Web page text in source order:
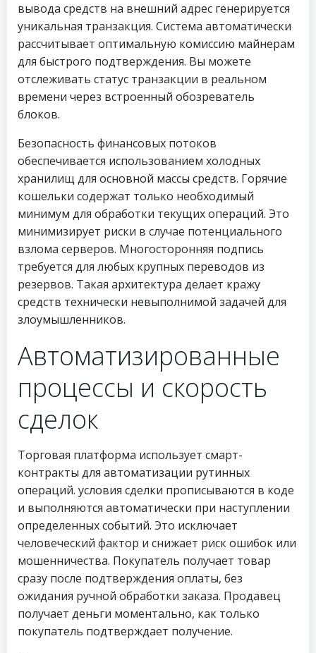
вывода средств на внешний адрес генерируется
уникальная транзакция. Система автоматически
рассчитывает оптимальную комиссию майнерам
для быстрого подтверждения. Вы можете
отслеживать статус транзакции в реальном
времени через встроенный обозреватель
блоков.
Безопасность финансовых потоков
обеспечивается использованием холодных
хранилищ для основной массы средств. Горячие
кошельки содержат только необходимый
минимум для обработки текущих операций. Это
минимизирует риски в случае потенциального
взлома серверов. Многосторонняя подпись
требуется для любых крупных переводов из
резервов. Такая архитектура делает кражу
средств технически невыполнимой задачей для
злоумышленников.
Автоматизированные
процессы и скорость
сделок
Торговая платформа использует смарт-
контракты для автоматизации рутинных
операций. условия сделки прописываются в коде
и выполняются автоматически при наступлении
определенных событий. Это исключает
человеческий фактор и снижает риск ошибок или
мошенничества. Покупатель получает товар
сразу после подтверждения оплаты, без
ожидания ручной обработки заказа. Продавец
получает деньги моментально, как только
покупатель подтверждает получение.